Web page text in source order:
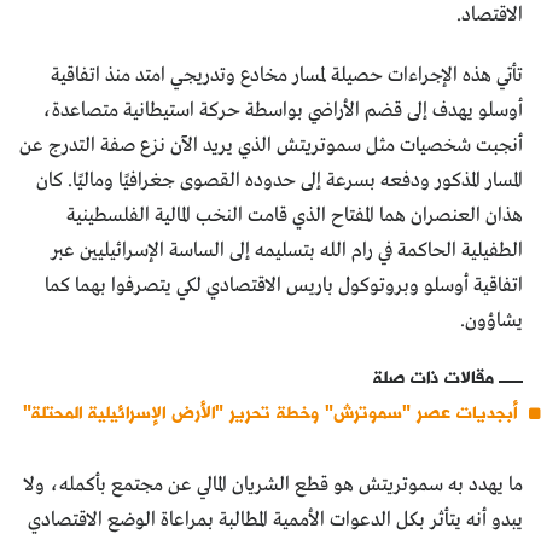
الاقتصاد.
تأتي هذه الإجراءات حصيلة لمسار مخادع وتدريجي امتد منذ اتفاقية
أوسلو يهدف إلى قضم الأراضي بواسطة حركة استيطانية متصاعدة،
أنجبت شخصيات مثل سموتريتش الذي يريد الآن نزع صفة التدرج عن
المسار المذكور ودفعه بسرعة إلى حدوده القصوى جغرافيًا وماليًا. كان
هذان العنصران هما المفتاح الذي قامت النخب المالية الفلسطينية
الطفيلية الحاكمة في رام الله بتسليمه إلى الساسة الإسرائيليين عبر
اتفاقية أوسلو وبروتوكول باريس الاقتصادي لكي يتصرفوا بهما كما
يشاؤون.
مقالات ذات صلة
أبجديات عصر "سموترش" وخطة تحرير "الأرض الإسرائيلية المحتلة"
ما يهدد به سموتريتش هو قطع الشريان المالي عن مجتمع بأكمله، ولا
يبدو أنه يتأثر بكل الدعوات الأممية المطالبة بمراعاة الوضع الاقتصادي